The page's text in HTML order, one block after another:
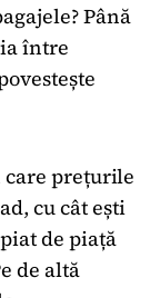
Până
între
prețurile
cu cât ești
de piață
de altă